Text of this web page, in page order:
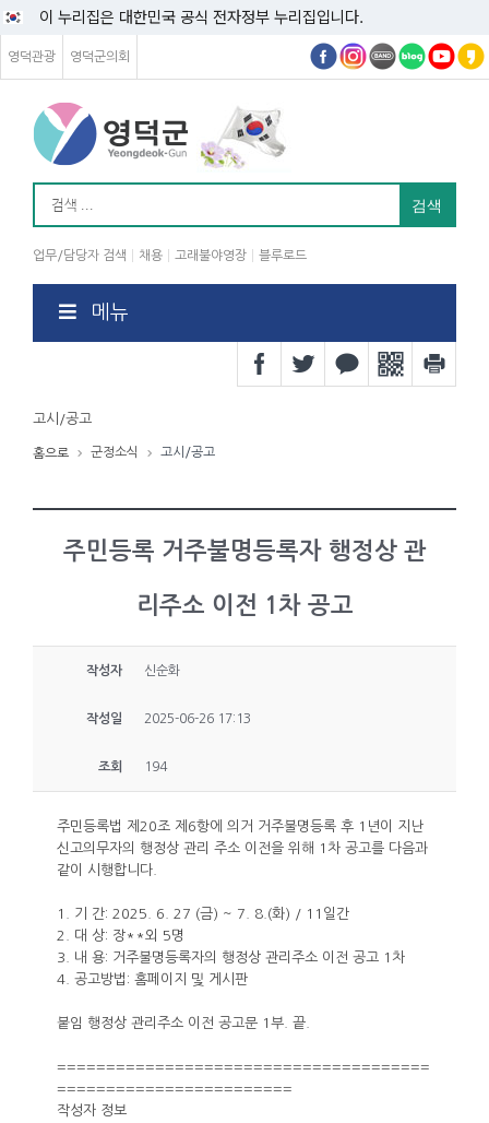
이 누리집은 대한민국 공식 전자정부 누리집입니다.
영덕관광 영덕군의회
업무/담당자 검색 채용 고래불야영장 블루로드
메뉴
고시/공고
홈으로 군정소식 고시/공고
주민등록 거주불명등록자 행정상 관
리주소 이전 1차 공고
작성자 신순화
작성일 2025-06-26 17:13
조회 194
주민등록법 제20조 제6항에 의거 거주불명등록 후 1년이 지난
신고의무자의 행정상 관리 주소 이전을 위해 1차 공고를 다음과
같이 시행합니다.
1. 기 간: 2025. 6. 27 (금) ~ 7. 8.(화) / 11일간
2. 대 상: 장**외 5명
3. 내 용: 거주불명등록자의 행정상 관리주소 이전 공고 1차
4. 공고방법: 홈페이지 및 게시판
붙임 행정상 관리주소 이전 공고문 1부. 끝.
======================================
========================
작성자 정보